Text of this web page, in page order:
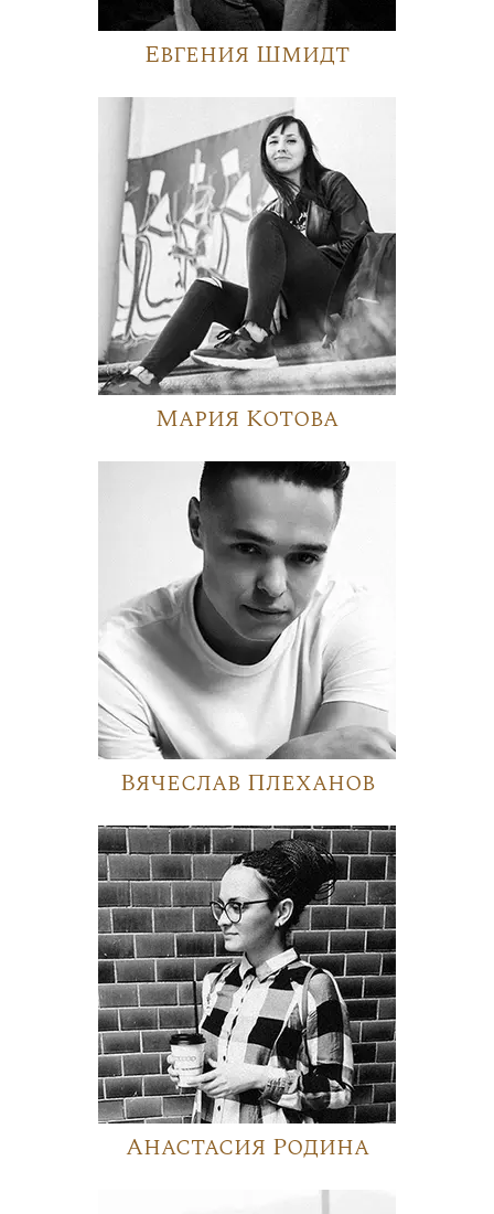
Евгения Шмидт
Мария Котова
Вячеслав Плеханов
Анастасия Родина